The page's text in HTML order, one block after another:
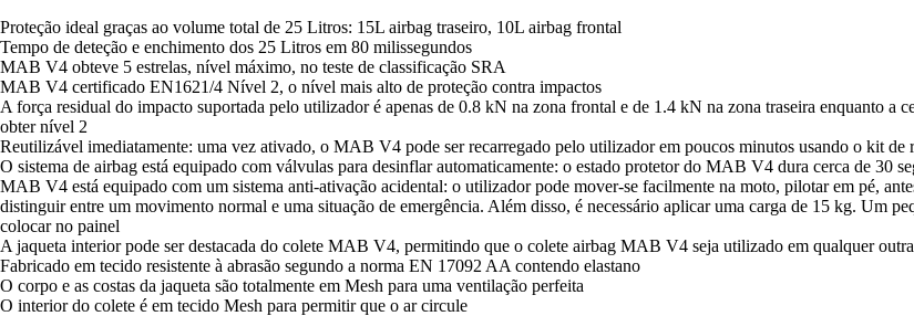
Proteção ideal graças ao volume total de 25 Litros: 15L airbag traseiro, 10L airbag frontal
Tempo de deteção e enchimento dos 25 Litros em 80 milissegundos
MAB V4 obteve 5 estrelas, nível máximo, no teste de classificação SRA
MAB V4 certificado EN1621/4 Nível 2, o nível mais alto de proteção contra impactos
A força residual do impacto suportada pelo utilizador é apenas de 0.8 kN na zona frontal e de 1.4 kN na zona traseira enquanto
obter nível 2
Reutilizável imediatamente: uma vez ativado, o MAB V4 pode ser recarregado pelo utilizador em poucos minutos usando o kit de
O sistema de airbag está equipado com válvulas para desinflar automaticamente: o estado protetor do MAB V4 dura cerca de 30
MAB V4 está equipado com um sistema anti-ativação acidental: o utilizador pode mover-se facilmente na moto, pilotar em pé,
distinguir entre um movimento normal e uma situação de emergência. Além disso, é necessário aplicar uma carga de 15 kg. Um
colocar no painel
A jaqueta interior pode ser destacada do colete MAB V4, permitindo que o colete airbag MAB V4 seja utilizado em qualquer
Fabricado em tecido resistente à abrasão segundo a norma EN 17092 AA contendo elastano
O corpo e as costas da jaqueta são totalmente em Mesh para uma ventilação perfeita
O interior do colete é em tecido Mesh para permitir que o ar circule